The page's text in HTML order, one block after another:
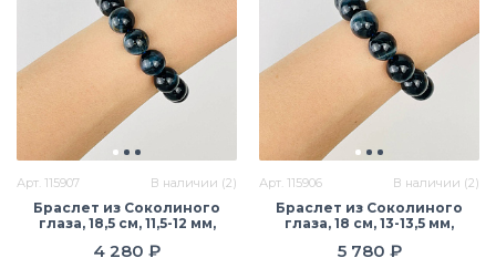
Арт. 115907 В наличии (2)
Браслет из Соколиного
глаза, 18,5 см, 11,5-12 мм,
4 280 ₽
Арт. 115906 В наличии (2)
Браслет из Соколиного
глаза, 18 см, 13-13,5 мм,
5 780 ₽